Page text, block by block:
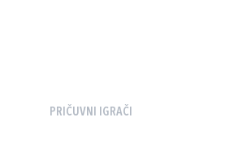
PRIČUVNI IGRAČI